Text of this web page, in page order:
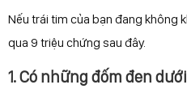
Nếu trái tim của bạn đang không
qua 9 triệu chứng sau đây.
1. Có những đốm đen